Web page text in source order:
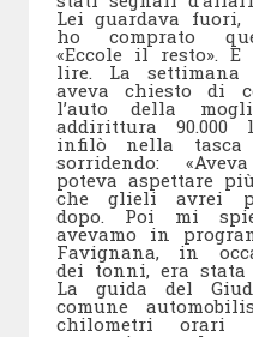
Lei guardava
ho comprato
«Eccole il resto». E
lire. La
aveva chiesto di
l’auto della
addirittura
infilò nella tasca
sorridendo:
poteva aspettare
che glieli avrei
dopo. Poi mi
avevamo in
Favignana, in
dei tonni, era stata
La guida del
comune
chilometri orari